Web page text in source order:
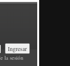
la sesión